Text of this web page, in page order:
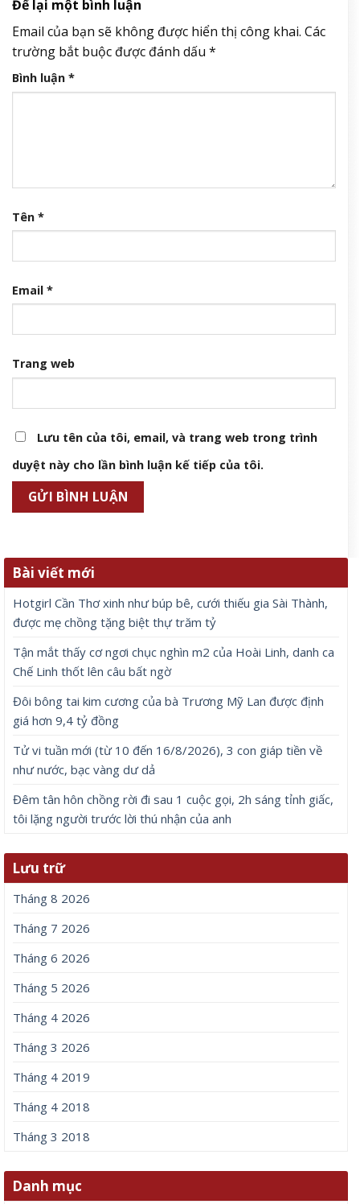
Để lại một bình luận
Email của bạn sẽ không được hiển thị công khai. Các
trường bắt buộc được đánh dấu *
Bình luận *
Tên *
Email *
Trang web
Lưu tên của tôi, email, và trang web trong trình
duyệt này cho lần bình luận kế tiếp của tôi.
Bài viết mới
Hotgirl Cần Thơ xinh như búp bê, cưới thiếu gia Sài Thành,
được mẹ chồng tặng biệt thự trăm tỷ
Tận mắt thấy cơ ngơi chục nghìn m2 của Hoài Linh, danh ca
Chế Linh thốt lên câu bất ngờ
Đôi bông tai kim cương của bà Trương Mỹ Lan được định
giá hơn 9,4 tỷ đồng
Tử vi tuần mới (từ 10 đến 16/8/2026), 3 con giáp tiền về
như nước, bạc vàng dư dả
Đêm tân hôn chồng rời đi sau 1 cuộc gọi, 2h sáng tỉnh giấc,
tôi lặng người trước lời thú nhận của anh
Lưu trữ
Tháng 8 2026
Tháng 7 2026
Tháng 6 2026
Tháng 5 2026
Tháng 4 2026
Tháng 3 2026
Tháng 4 2019
Tháng 4 2018
Tháng 3 2018
Danh mục